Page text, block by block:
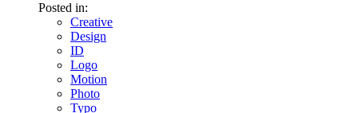
Posted in:
Creative
Design
ID
Logo
Motion
Photo
Typo